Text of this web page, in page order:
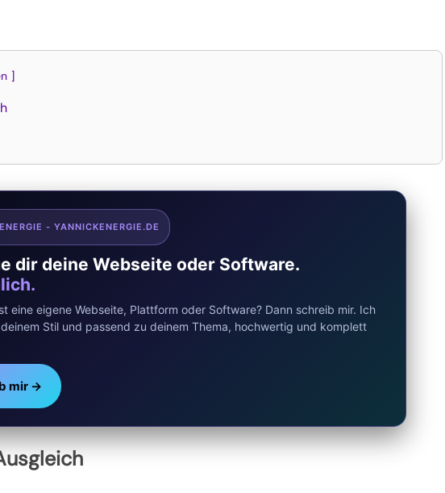
- YANNICKENERGIE.DE
dir deine Webseite oder Software.
eine eigene Webseite, Plattform oder Software? Dann schreib mir. Ich
Stil und passend zu deinem Thema, hochwertig und komplett
mir →